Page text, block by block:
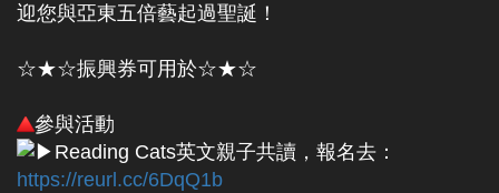
迎您與亞東五倍藝起過聖誕！
☆★☆振興券可用於☆★☆
參與活動
Reading Cats英文親子共讀，報名去：
https://reurl.cc/6DqQ1b